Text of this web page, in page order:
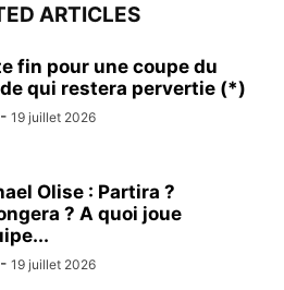
ARTICLES
fin pour une coupe du
qui restera pervertie (*)
- 19 juillet 2026
Olise : Partira ?
? A quoi joue
- 19 juillet 2026